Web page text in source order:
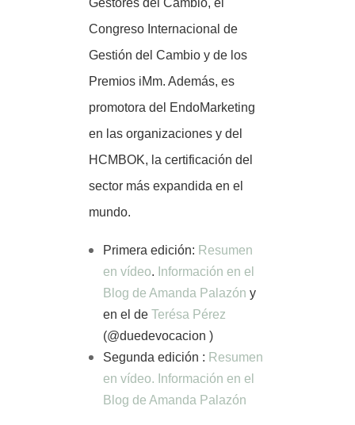
Congreso Internacional de
Gestión del Cambio y de los
Premios iMm. Además, es
promotora del EndoMarketing
en las organizaciones y del
HCMBOK, la certificación del
sector más expandida en el
mundo.
Primera edición: Resumen
en vídeo. Información en el
Blog de Amanda Palazón y
en el de Terésa Pérez
(@duedevocacion )
Segunda edición : Resumen
en vídeo. Información en el
Blog de Amanda Palazón